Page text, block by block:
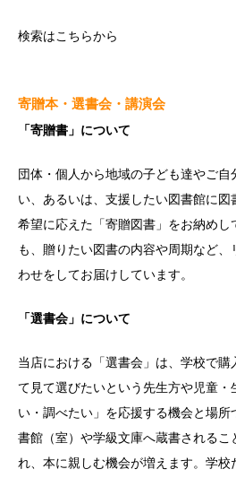
検索はこちらから
寄贈本・選書会・講演会
「寄贈書」について
団体・個人から地域の子ども達やご
い、あるいは、支援したい図書館に
希望に応えた「寄贈図書」をお納め
も、贈りたい図書の内容や周期など
わせをしてお届けしています。
「選書会」について
当店における「選書会」は、学校で購
て見て選びたいという先生方や児童・
い・調べたい」を応援する機会と場所
書館（室）や学級文庫へ蔵書されるこ
れ、本に親しむ機会が増えます。学